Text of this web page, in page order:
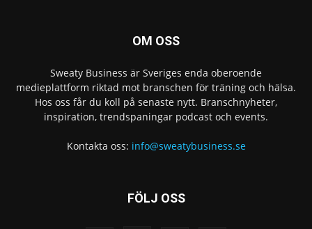
OM OSS
Sweaty Business är Sveriges enda oberoende
medieplattform riktad mot branschen för träning och hälsa.
Hos oss får du koll på senaste nytt. Branschnyheter,
inspiration, trendspaningar podcast och events.
Kontakta oss: info@sweatybusiness.se
FÖLJ OSS